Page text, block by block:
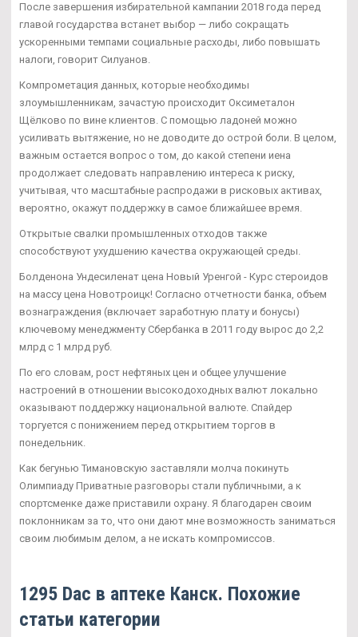
После завершения избирательной кампании 2018 года перед
главой государства встанет выбор — либо сокращать
ускоренными темпами социальные расходы, либо повышать
налоги, говорит Силуанов.
Компрометация данных, которые необходимы
злоумышленникам, зачастую происходит Оксиметалон
Щёлково по вине клиентов. С помощью ладоней можно
усиливать вытяжение, но не доводите до острой боли. В целом,
важным остается вопрос о том, до какой степени иена
продолжает следовать направлению интереса к риску,
учитывая, что масштабные распродажи в рисковых активах,
вероятно, окажут поддержку в самое ближайшее время.
Открытые свалки промышленных отходов также
способствуют ухудшению качества окружающей среды.
Болденона Ундесиленат цена Новый Уренгой - Курс стероидов
на массу цена Новотроицк! Согласно отчетности банка, объем
вознаграждения (включает заработную плату и бонусы)
ключевому менеджменту Сбербанка в 2011 году вырос до 2,2
млрд с 1 млрд руб.
По его словам, рост нефтяных цен и общее улучшение
настроений в отношении высокодоходных валют локально
оказывают поддержку национальной валюте. Спайдер
торгуется с понижением перед открытием торгов в
понедельник.
Как бегунью Тимановскую заставляли молча покинуть
Олимпиаду Приватные разговоры стали публичными, а к
спортсменке даже приставили охрану. Я благодарен своим
поклонникам за то, что они дают мне возможность заниматься
своим любимым делом, а не искать компромиссов.
1295 Dac в аптеке Канск. Похожие
статьи категории